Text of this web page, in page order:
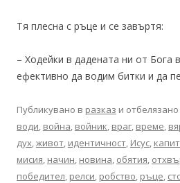
Тя плесна с ръце и се завъртя:
– Ходейки в дадената ни от Бога
ефективно да водим битки и да
Публикувано в разказ и отбелязано
води, война, войник, враг, време,
дух,живот, идентичност, Исус,
мисия, начин, новина, обятия,
победител, релси, робство, ръце,